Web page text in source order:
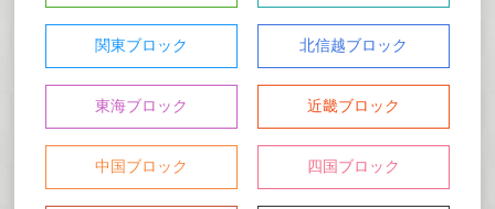
関東ブロック 北信越ブロック
東海ブロック 近畿ブロック
中国ブロック 四国ブロック